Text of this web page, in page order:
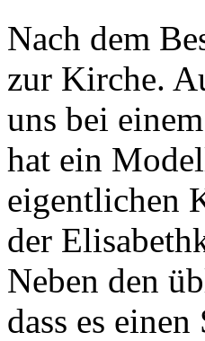
Nach dem
zur Kirche.
uns bei
hat ein
eigentlichen
der
Neben den
dass es